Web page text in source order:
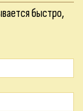
быстро,